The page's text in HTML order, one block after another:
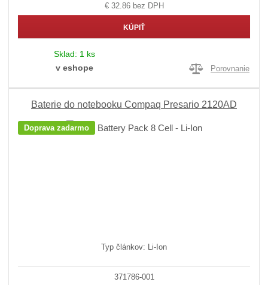
€ 32.86 bez DPH
KÚPIŤ
Sklad: 1 ks
v eshope
Porovnanie
Baterie do notebooku Compaq Presario 2120AD
Doprava zadarmo
Typ článkov: Li-Ion
371786-001